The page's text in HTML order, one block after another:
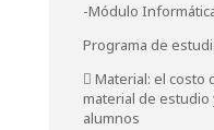
-Módulo
Programa de
 Material: el costo
material de
alumnos